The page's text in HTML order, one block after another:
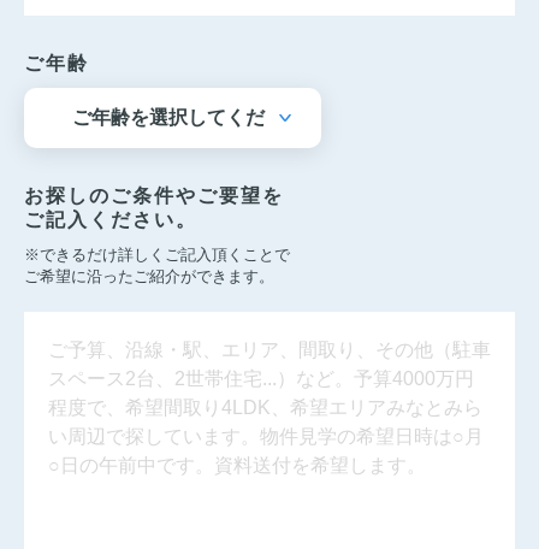
ご年齢
お探しのご条件やご要望を
ご記入ください。
※できるだけ詳しくご記入頂くことで
ご希望に沿ったご紹介ができます。